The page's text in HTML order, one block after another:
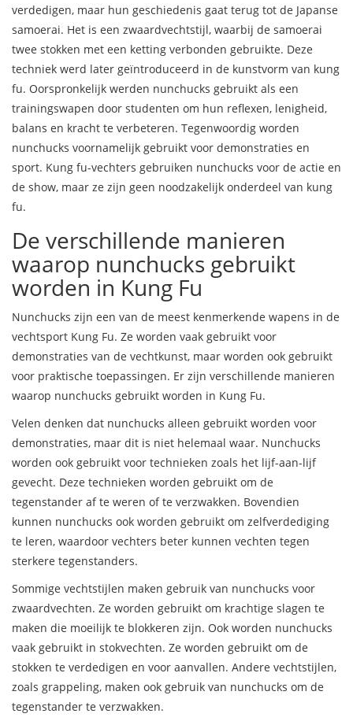
verdedigen, maar hun geschiedenis gaat terug tot de Japanse
samoerai. Het is een zwaardvechtstijl, waarbij de samoerai
twee stokken met een ketting verbonden gebruikte. Deze
techniek werd later geïntroduceerd in de kunstvorm van kung
fu. Oorspronkelijk werden nunchucks gebruikt als een
trainingswapen door studenten om hun reflexen, lenigheid,
balans en kracht te verbeteren. Tegenwoordig worden
nunchucks voornamelijk gebruikt voor demonstraties en
sport. Kung fu-vechters gebruiken nunchucks voor de actie en
de show, maar ze zijn geen noodzakelijk onderdeel van kung
fu.
De verschillende manieren
waarop nunchucks gebruikt
worden in Kung Fu
Nunchucks zijn een van de meest kenmerkende wapens in de
vechtsport Kung Fu. Ze worden vaak gebruikt voor
demonstraties van de vechtkunst, maar worden ook gebruikt
voor praktische toepassingen. Er zijn verschillende manieren
waarop nunchucks gebruikt worden in Kung Fu.
Velen denken dat nunchucks alleen gebruikt worden voor
demonstraties, maar dit is niet helemaal waar. Nunchucks
worden ook gebruikt voor technieken zoals het lijf-aan-lijf
gevecht. Deze technieken worden gebruikt om de
tegenstander af te weren of te verzwakken. Bovendien
kunnen nunchucks ook worden gebruikt om zelfverdediging
te leren, waardoor vechters beter kunnen vechten tegen
sterkere tegenstanders.
Sommige vechtstijlen maken gebruik van nunchucks voor
zwaardvechten. Ze worden gebruikt om krachtige slagen te
maken die moeilijk te blokkeren zijn. Ook worden nunchucks
vaak gebruikt in stokvechten. Ze worden gebruikt om de
stokken te verdedigen en voor aanvallen. Andere vechtstijlen,
zoals grappeling, maken ook gebruik van nunchucks om de
tegenstander te verzwakken.